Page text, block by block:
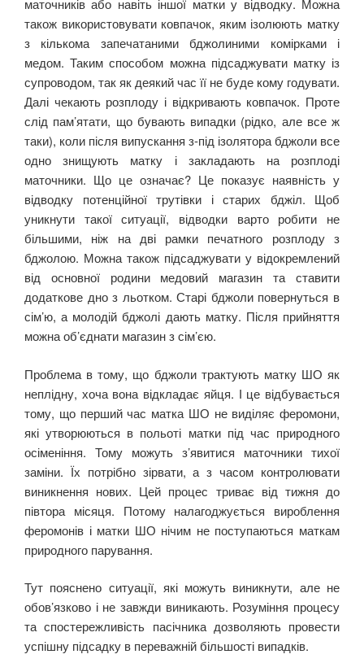
маточників або навіть іншої матки у відводку. Можна
також використовувати ковпачок, яким ізолюють матку
з кількома запечатаними бджолиними комірками і
медом. Таким способом можна підсаджувати матку із
супроводом, так як деякий час її не буде кому годувати.
Далі чекають розплоду і відкривають ковпачок. Проте
слід пам’ятати, що бувають випадки (рідко, але все ж
таки), коли після випускання з-під ізолятора бджоли все
одно знищують матку і закладають на розплоді
маточники. Що це означає? Це показує наявність у
відводку потенційної трутівки і старих бджіл. Щоб
уникнути такої ситуації, відводки варто робити не
більшими, ніж на дві рамки печатного розплоду з
бджолою. Можна також підсаджувати у відокремлений
від основної родини медовий магазин та ставити
додаткове дно з льотком. Старі бджоли повернуться в
сім’ю, а молодій бджолі дають матку. Після прийняття
можна об’єднати магазин з сім’єю.
Проблема в тому, що бджоли трактують матку ШО як
неплідну, хоча вона відкладає яйця. І це відбувається
тому, що перший час матка ШО не виділяє феромони,
які утворюються в польоті матки під час природного
осіменіння. Тому можуть з’явитися маточники тихої
заміни. Їх потрібно зірвати, а з часом контролювати
виникнення нових. Цей процес триває від тижня до
півтора місяця. Потому налагоджується вироблення
феромонів і матки ШО нічим не поступаються маткам
природного парування.
Тут пояснено ситуації, які можуть виникнути, але не
обов’язково і не завжди виникають. Розуміння процесу
та спостережливість пасічника дозволяють провести
успішну підсадку в переважній більшості випадків.